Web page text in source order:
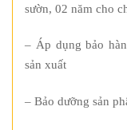
sườn, 02 năm cho
– Áp dụng bảo
sản xuất
– Bảo dưỡng sản